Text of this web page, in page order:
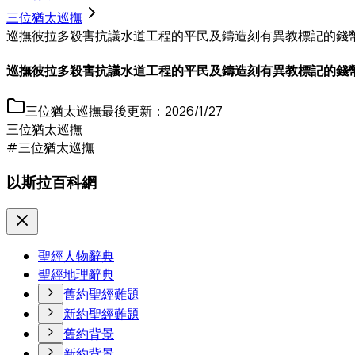
三位猶太巡撫
巡撫彼拉多殺害抗議水道工程的平民及鑄造刻有異教標記的錢
巡撫彼拉多殺害抗議水道工程的平民及鑄造刻有異教標記的錢
三位猶太巡撫最後更新： 2026/1/27
三位猶太巡撫
#三位猶太巡撫
以斯拉百科網
聖經人物辭典
聖經地理辭典
舊約聖經難題
新約聖經難題
舊約背景